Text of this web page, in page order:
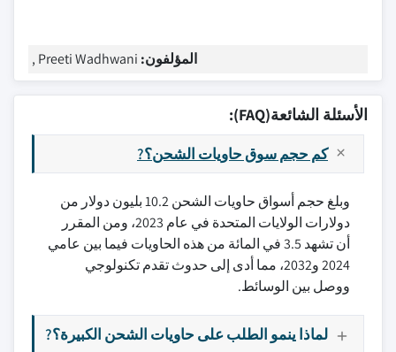
المؤلفون: Preeti Wadhwani ,
الأسئلة الشائعة(FAQ):
كم حجم سوق حاويات الشحن؟?
وبلغ حجم أسواق حاويات الشحن 10.2 بليون دولار من
دولارات الولايات المتحدة في عام 2023، ومن المقرر
أن تشهد 3.5 في المائة من هذه الحاويات فيما بين عامي
2024 و2032، مما أدى إلى حدوث تقدم تكنولوجي
ووصل بين الوسائط.
لماذا ينمو الطلب على حاويات الشحن الكبيرة؟?